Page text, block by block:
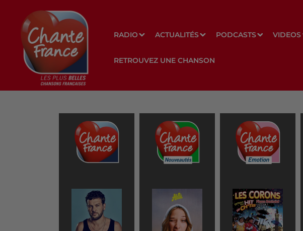
RADIO ACTUALITÉS PODCASTS VIDEOS
RETROUVEZ UNE CHANSON